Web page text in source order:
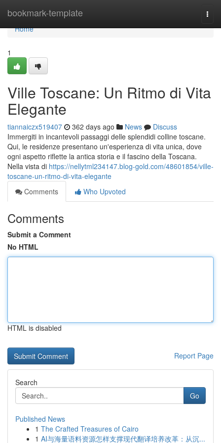
bookmark-template
Home
Home
1
Ville Toscane: Un Ritmo di Vita
Elegante
tiannaiczx519407 362 days ago News
Discuss
Immergiti in incantevoli passaggi delle splendidi colline toscane.
Qui, le residenze presentano un'esperienza di vita unica, dove
ogni aspetto riflette la antica storia e il fascino della Toscana.
Nella vista di https://nellytml234147.blog-gold.com/48601854/ville-
toscane-un-ritmo-di-vita-elegante
Comments
Who Upvoted
Comments
Submit a Comment
No HTML
HTML is disabled
Report Page
Search
Go
Published News
1 The Crafted Treasures of Cairo
1 AI与海量语料资源怎样支撑现代翻译培养改革：从沉...